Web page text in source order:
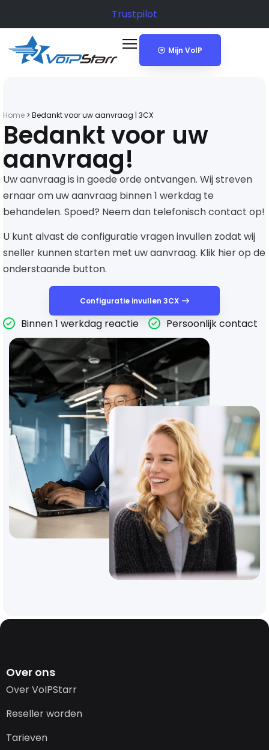
Trustpilot
Mijn VoIP
Home > Bedankt voor uw aanvraag | 3CX
Bedankt voor uw
aanvraag!
Uw aanvraag is in goede orde ontvangen. Wij streven
ernaar om uw aanvraag binnen 1 werkdag te
behandelen. Spoed? Neem dan telefonisch contact op!
U kunt alvast de configuratie vragen invullen zodat wij
sneller kunnen starten met uw aanvraag. Klik hier op de
onderstaande button.
Configuratie invullen 3CX
Binnen 1 werkdag reactie Persoonlijk contact
Over ons
Over VoIPStarr
Reseller worden
Tarieven